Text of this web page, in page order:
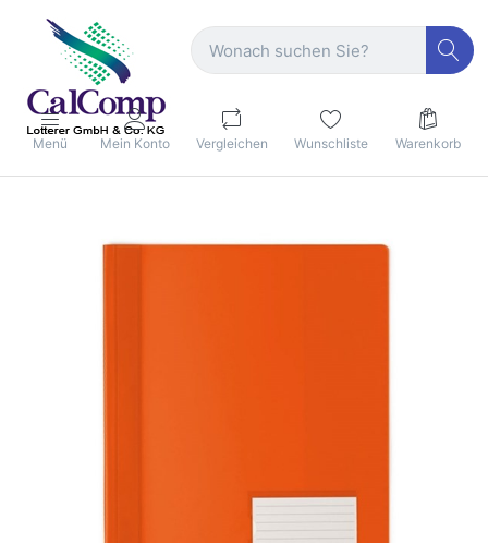
Menü Mein Konto Vergleichen Wunschliste Warenkorb